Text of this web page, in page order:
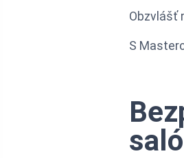
Obzvlášť
S